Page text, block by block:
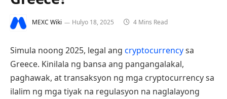
MEXC Wiki Hulyo 18, 2025 4 Mins Read
Simula noong 2025, legal ang cryptocurrencysa
Greece. Kinilala ng bansa ang pangangalakal,
paghawak, at transaksyon ng mga cryptocurrency sa
ilalim ng mga tiyak na regulasyon na naglalayong